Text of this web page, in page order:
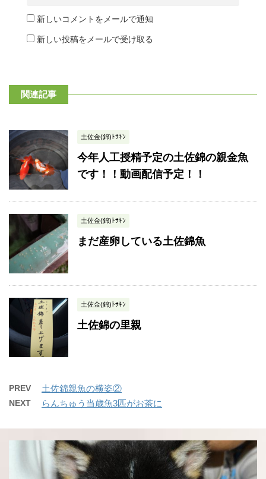
新しいコメントをメールで通知
新しい投稿をメールで受け取る
関連記事
土佐金(錦)ﾄｻｷﾝ
今年人工授精予定の土佐錦の親金魚
です！！動画配信予定！！
土佐金(錦)ﾄｻｷﾝ
まだ産卵している土佐錦魚
土佐金(錦)ﾄｻｷﾝ
土佐錦の里親
PREV 土佐錦親魚の横姿②
NEXT らんちゅう当歳魚3匹がお茶に